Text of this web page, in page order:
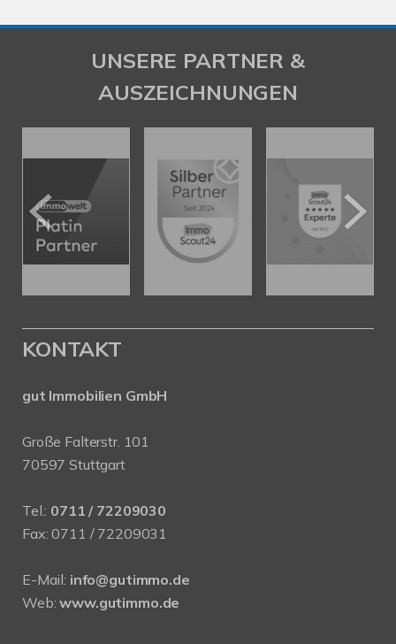
UNSERE PARTNER &
AUSZEICHNUNGEN
KONTAKT
gut Immobilien GmbH
Große Falterstr. 101
70597 Stuttgart
Tel.: 0711 / 72209030
Fax: 0711 / 72209031
E-Mail: info@gutimmo.de
Web:www.gutimmo.de